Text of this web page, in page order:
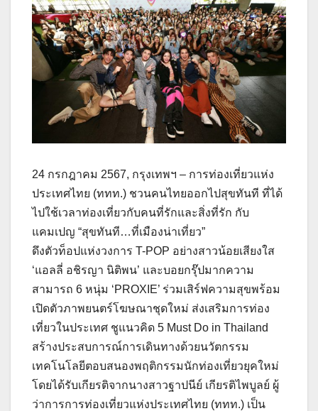
24 กรกฎาคม 2567, กรุงเทพฯ – การท่องเที่ยวแห่ง
ประเทศไทย (ททท.) ชวนคนไทยออกไปสุขทันที ที่ได้
ไปใช้เวลาท่องเที่ยวกับคนที่รักและสิ่งที่รัก กับ
แคมเปญ “สุขทันที…ที่เมืองน่าเที่ยว”
ดึงตัวท็อปแห่งวงการ T-POP อย่างสาวน้อยเสียงใส
‘แอลลี่ อชิรญา นิติพน’ และบอยกรุ๊ปมากความ
สามารถ 6 หนุ่ม ‘PROXIE’ ร่วมเสิร์ฟความสุขพร้อม
เปิดตัวภาพยนตร์โฆษณาชุดใหม่ ส่งเสริมการท่อง
เที่ยวในประเทศ ชูแนวคิด 5 Must Do in Thailand
สร้างประสบการณ์การเดินทางด้วยนวัตกรรม
เทคโนโลยีตอบสนองพฤติกรรมนักท่องเที่ยวยุคใหม่
โดยได้รับเกียรติจากนางสาวฐาปนีย์ เกียรติไพบูลย์ ผู้
ว่าการการท่องเที่ยวแห่งประเทศไทย (ททท.) เป็น